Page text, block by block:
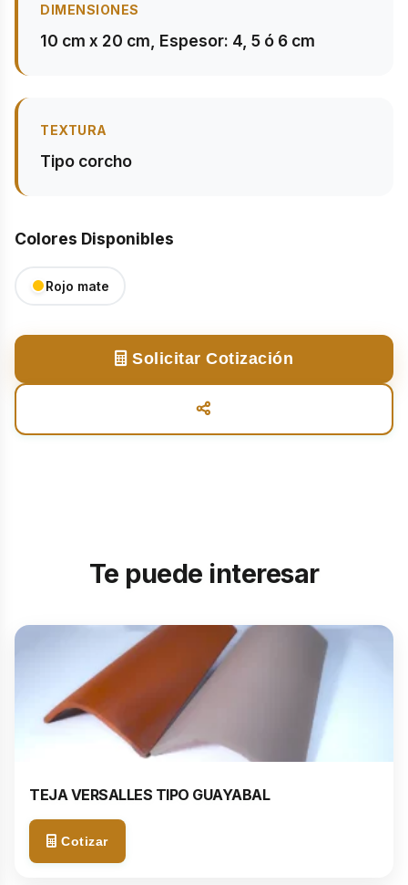
DIMENSIONES
10 cm x 20 cm, Espesor: 4, 5 ó 6 cm
TEXTURA
Tipo corcho
Colores Disponibles
Rojo mate
Solicitar Cotización
Te puede interesar
TEJA VERSALLES TIPO GUAYABAL
Cotizar
Solicitar Cotización
Correo electrónico *
Mensaje adicional (opcional)